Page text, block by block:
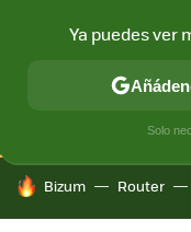
CONECTIVIDAD
HOY SE HABLA DE
Bizum Router
Ya puedes ver
Solo